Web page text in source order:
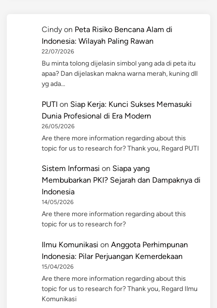
Cindy on Peta Risiko Bencana Alam di
Indonesia: Wilayah Paling Rawan
22/07/2026
Bu minta tolong dijelasin simbol yang ada di peta itu
apaa? Dan dijelaskan makna warna merah, kuning dll
yg ada…
PUTI on Siap Kerja: Kunci Sukses Memasuki
Dunia Profesional di Era Modern
26/05/2026
Are there more information regarding about this
topic for us to research for? Thank you, Regard PUTI
Sistem Informasi on Siapa yang
Membubarkan PKI? Sejarah dan Dampaknya di
Indonesia
14/05/2026
Are there more information regarding about this
topic for us to research for?
Ilmu Komunikasi on Anggota Perhimpunan
Indonesia: Pilar Perjuangan Kemerdekaan
15/04/2026
Are there more information regarding about this
topic for us to research for? Thank you, Regard Ilmu
Komunikasi